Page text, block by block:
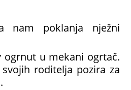
nam poklanja nježni
u mekani ogrtač.
roditelja pozira za